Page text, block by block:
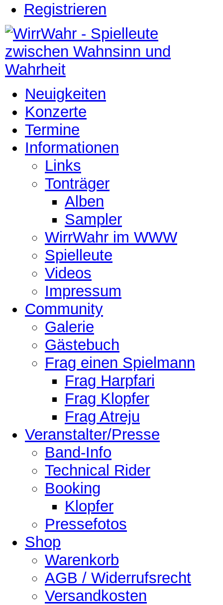
Registrieren
Neuigkeiten
Konzerte
Termine
Informationen
Links
Tonträger
Alben
Sampler
WirrWahr im WWW
Spielleute
Videos
Impressum
Community
Galerie
Gästebuch
Frag einen Spielmann
Frag Harpfari
Frag Klopfer
Frag Atreju
Veranstalter/Presse
Band-Info
Technical Rider
Booking
Klopfer
Pressefotos
Shop
Warenkorb
AGB / Widerrufsrecht
Versandkosten